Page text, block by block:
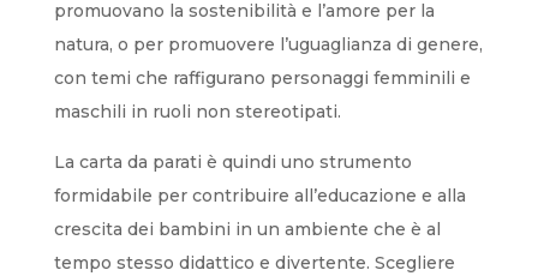
promuovano la sostenibilità e l’amore per la
natura, o per promuovere l’uguaglianza di genere,
con temi che raffigurano personaggi femminili e
maschili in ruoli non stereotipati.
La carta da parati è quindi uno strumento
formidabile per contribuire all’educazione e alla
crescita dei bambini in un ambiente che è al
tempo stesso didattico e divertente. Scegliere